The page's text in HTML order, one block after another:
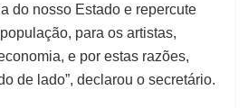
do nosso Estado e repercute
para os artistas,
e por estas razões,
de lado”, declarou o secretário.